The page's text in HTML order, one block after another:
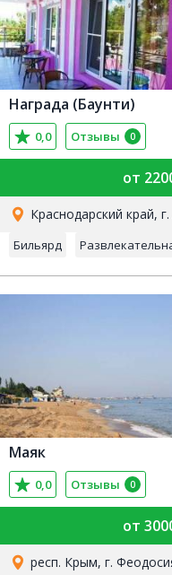
Награда (Баунти)
0,0 Отзывы 0
от
Краснодарский край,
Бильярд
Маяк
0,0 Отзывы 0
от
респ. Крым, г.